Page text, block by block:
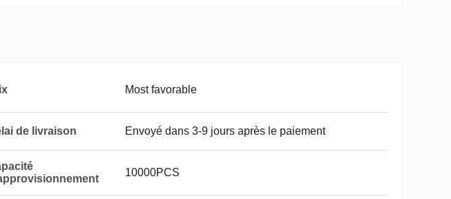
Most favorable
de livraison Envoyé dans 3-9 jours après le paiement
10000PCS